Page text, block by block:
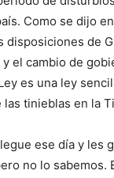
Como se dijo
de
el cambio de
es una ley
tinieblas en la
ese día y les
no lo sabemos.